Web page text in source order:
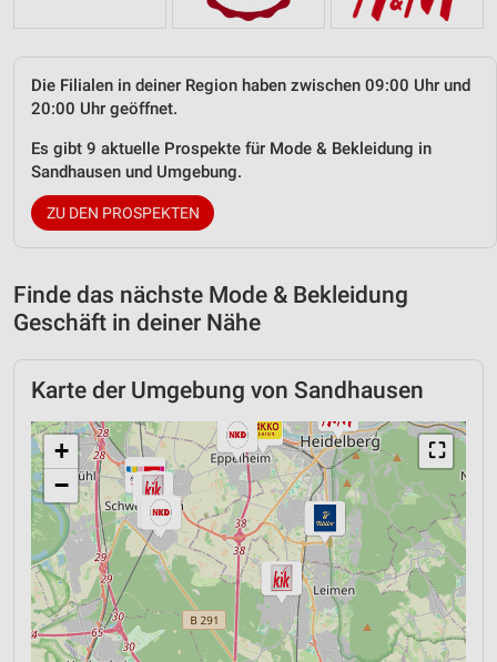
Die Filialen in deiner Region haben zwischen 09:00 Uhr und
20:00 Uhr geöffnet.
Es gibt 9 aktuelle Prospekte für Mode & Bekleidung in
Sandhausen und Umgebung.
ZU DEN PROSPEKTEN
Finde das nächste Mode & Bekleidung
Geschäft in deiner Nähe
Karte der Umgebung von Sandhausen
⛶
+
−